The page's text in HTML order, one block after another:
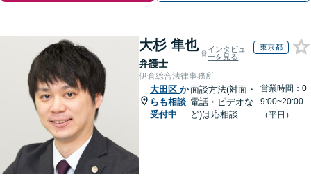
大杉 隼也
弁護士
インタビュ
ーを見る
東京都
伊倉総合法律事務所
大田区 か
らも相談
受付中
面談方法(対面・
電話・ビデオな
ど)は応相談
営業時間：0
9:00~20:00
（平日）